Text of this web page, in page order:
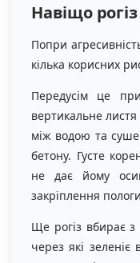
Навіщо
Попри
кілька корисних
Передусім це
вертикальне
між водою та
бетону. Густе
не дає йому
закріплення
Ще рогіз вбирає
через які